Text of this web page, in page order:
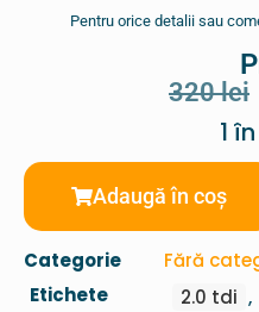
Pentru orice detalii sau
320lei
1
Adaugă în coș
Categorie
Fără
Etichete
2.0 tdi ,